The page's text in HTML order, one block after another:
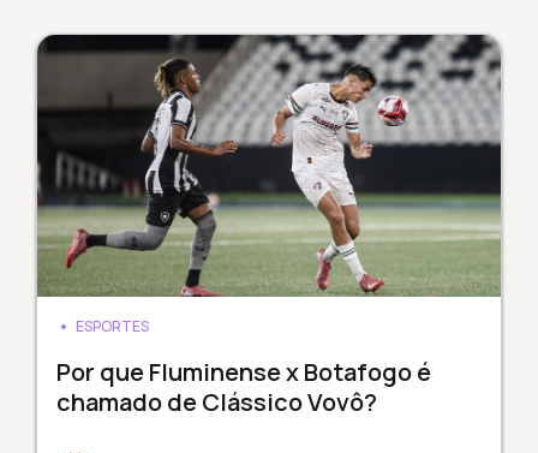
ESPORTES
Por que Fluminense x Botafogo é
chamado de Clássico Vovô?